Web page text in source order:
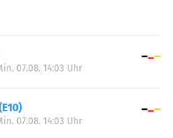
00:00-24:00
00:00-24:00
07.08. 14:03 Uhr
07.08. 14:03 Uhr